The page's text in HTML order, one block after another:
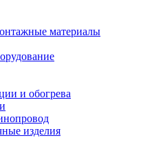
материалы
и обогрева
изделия